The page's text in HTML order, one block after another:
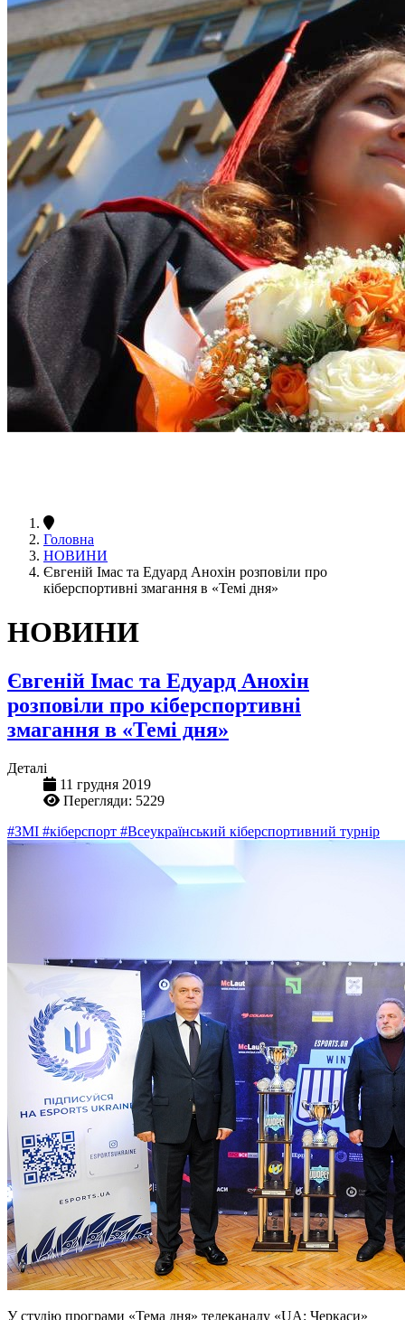
Головна
НОВИНИ
Євгеній Імас та Едуард Анохін розповіли про
кіберспортивні змагання в «‎Темі дня»
НОВИНИ
Євгеній Імас та Едуард Анохін
розповіли про кіберспортивні
змагання в «‎Темі дня»
Деталі
11 грудня 2019
Перегляди: 5229
#ЗМІ #кіберспорт #Всеукраїнський кіберспортивний турнір
У студію програми «‎Тема дня» телеканалу «‎UA: Черкаси»